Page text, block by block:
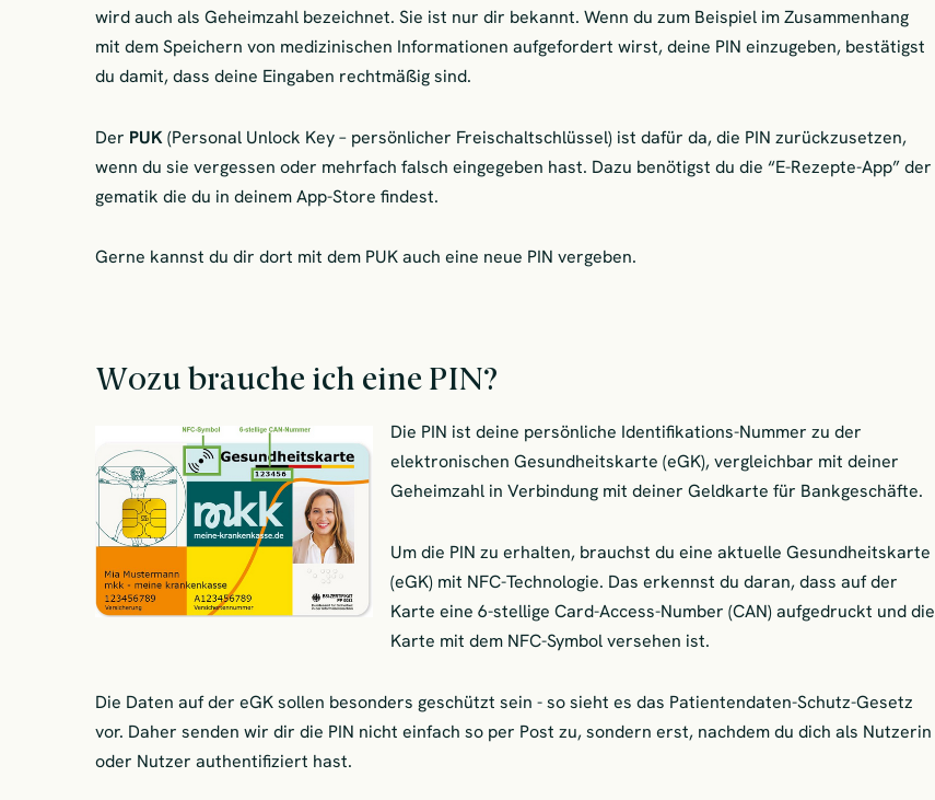
wird auch als Geheimzahl bezeichnet. Sie ist nur dir bekannt. Wenn du zum Beispiel im Zusammenhang
mit dem Speichern von medizinischen Informationen aufgefordert wirst, deine PIN einzugeben, bestätigst
du damit, dass deine Eingaben rechtmäßig sind.
Der PUK(Personal Unlock Key – persönlicher Freischaltschlüssel) ist dafür da, die PIN zurückzusetzen,
wenn du sie vergessen oder mehrfach falsch eingegeben hast. Dazu benötigst du die “E-Rezepte-App” der
gematik die du in deinem App-Store findest.
Gerne kannst du dir dort mit dem PUK auch eine neue PIN vergeben.
Wozu brauche ich eine PIN?
Die PIN ist deine persönliche Identifikations-Nummer zu der
elektronischen Gesundheitskarte (eGK), vergleichbar mit deiner
Geheimzahl in Verbindung mit deiner Geldkarte für Bankgeschäfte.
Um die PIN zu erhalten, brauchst du eine aktuelle Gesundheitskarte
(eGK) mit NFC-Technologie. Das erkennst du daran, dass auf der
Karte eine 6-stellige Card-Access-Number (CAN) aufgedruckt und die
Karte mit dem NFC-Symbol versehen ist.
Die Daten auf der eGK sollen besonders geschützt sein - so sieht es das Patientendaten-Schutz-Gesetz
vor. Daher senden wir dir die PIN nicht einfach so per Post zu, sondern erst, nachdem du dich als Nutzerin
oder Nutzer authentifiziert hast.